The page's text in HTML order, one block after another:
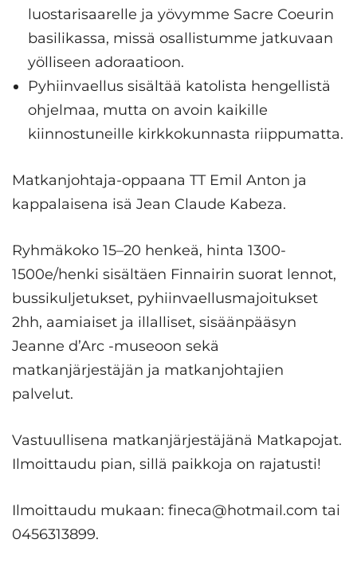
luostarisaarelle ja yövymme Sacre Coeurin
basilikassa, missä osallistumme jatkuvaan
yölliseen adoraatioon.
Pyhiinvaellus sisältää katolista hengellistä
ohjelmaa, mutta on avoin kaikille
kiinnostuneille kirkkokunnasta riippumatta.
Matkanjohtaja-oppaana TT Emil Anton ja
kappalaisena isä Jean Claude Kabeza.
Ryhmäkoko 15–20 henkeä, hinta 1300-
1500e/henki sisältäen Finnairin suorat lennot,
bussikuljetukset, pyhiinvaellusmajoitukset
2hh, aamiaiset ja illalliset, sisäänpääsyn
Jeanne d’Arc -museoon sekä
matkanjärjestäjän ja matkanjohtajien
palvelut.
Vastuullisena matkanjärjestäjänä Matkapojat.
Ilmoittaudu pian, sillä paikkoja on rajatusti!
Ilmoittaudu mukaan: fineca@hotmail.com tai
0456313899.